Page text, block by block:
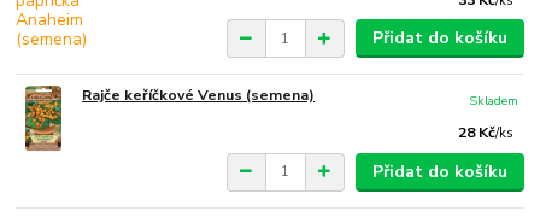
Přidat do košíku
Rajče keříčkové Venus (semena)
28 Kč/ks
Skladem
Přidat do košíku